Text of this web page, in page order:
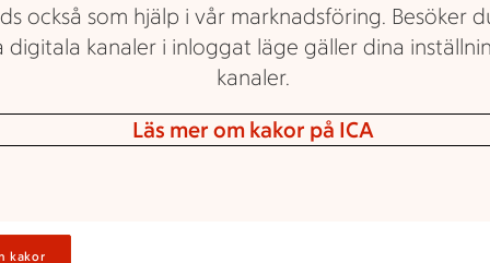
Visa erbjudande
också som hjälp i vår marknadsföring. Besöker
digitala kanaler i inloggat läge gäller dina
kanaler.
Läs mer om kakor på ICA
kakor